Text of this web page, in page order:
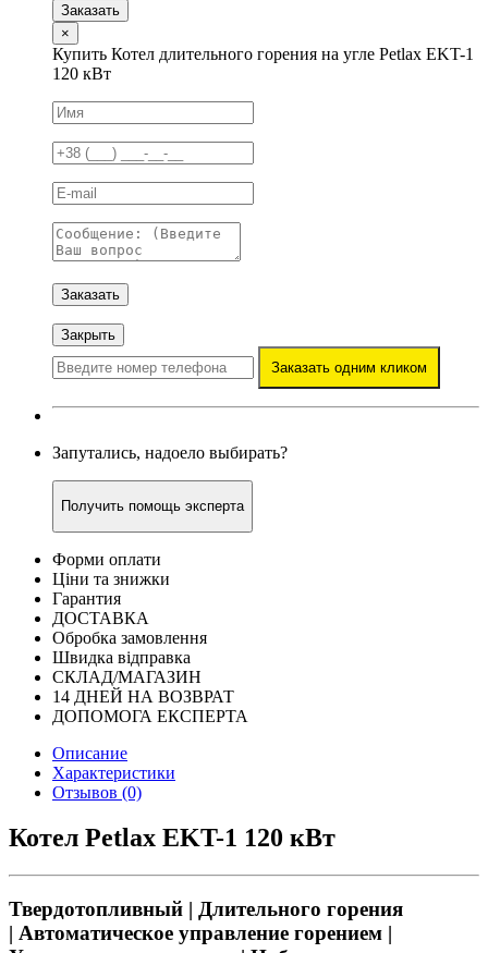
Заказать
×
Купить Котел длительного горения на угле Petlax EKT-1
120 кВт
Заказать
Закрыть
Заказать одним кликом
Запутались, надоело выбирать?
Получить помощь эксперта
Форми оплати
Ціни та знижки
Гарантия
ДОСТАВКА
Обробка замовлення
Швидка відправка
СКЛАД/МАГАЗИН
14 ДНЕЙ НА ВОЗВРАТ
ДОПОМОГА ЕКСПЕРТА
Описание
Характеристики
Отзывов (0)
Котел Petlax EKT-1 120 кВт
Твердотопливный | Длительного горения
| Автоматическое управление горением |